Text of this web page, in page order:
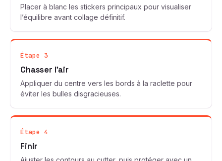
Placer à blanc les stickers principaux pour visualiser
l’équilibre avant collage définitif.
Étape 3
Chasser l’air
Appliquer du centre vers les bords à la raclette pour
éviter les bulles disgracieuses.
Étape 4
Finir